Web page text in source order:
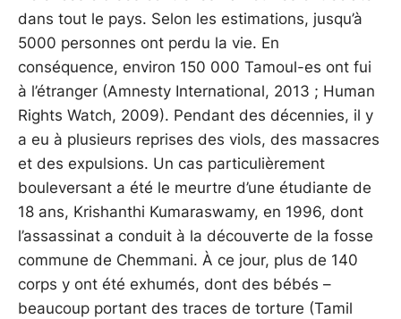
dans tout le pays. Selon les estimations, jusqu’à
5000 personnes ont perdu la vie. En
conséquence, environ 150 000 Tamoul-es ont fui
à l’étranger (Amnesty International, 2013 ; Human
Rights Watch, 2009). Pendant des décennies, il y
a eu à plusieurs reprises des viols, des massacres
et des expulsions. Un cas particulièrement
bouleversant a été le meurtre d’une étudiante de
18 ans, Krishanthi Kumaraswamy, en 1996, dont
l’assassinat a conduit à la découverte de la fosse
commune de Chemmani. À ce jour, plus de 140
corps y ont été exhumés, dont des bébés –
beaucoup portant des traces de torture (Tamil